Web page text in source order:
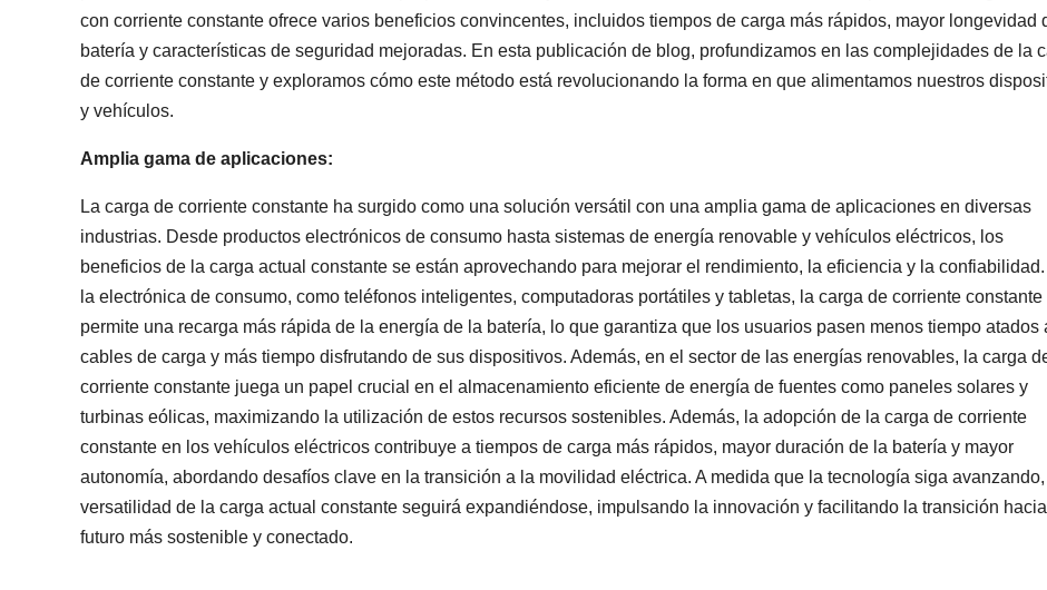
con corriente constante ofrece varios beneficios convincentes, incluidos tiempos de carga más rápidos, mayor longevidad
batería y características de seguridad mejoradas. En esta publicación de blog, profundizamos en las complejidades de la
de corriente constante y exploramos cómo este método está revolucionando la forma en que alimentamos nuestros
y vehículos.
Amplia gama de aplicaciones:
La carga de corriente constante ha surgido como una solución versátil con una amplia gama de aplicaciones en diversas
industrias. Desde productos electrónicos de consumo hasta sistemas de energía renovable y vehículos eléctricos, los
beneficios de la carga actual constante se están aprovechando para mejorar el rendimiento, la eficiencia y la
la electrónica de consumo, como teléfonos inteligentes, computadoras portátiles y tabletas, la carga de corriente constante
permite una recarga más rápida de la energía de la batería, lo que garantiza que los usuarios pasen menos tiempo atados
cables de carga y más tiempo disfrutando de sus dispositivos. Además, en el sector de las energías renovables, la carga
corriente constante juega un papel crucial en el almacenamiento eficiente de energía de fuentes como paneles solares y
turbinas eólicas, maximizando la utilización de estos recursos sostenibles. Además, la adopción de la carga de corriente
constante en los vehículos eléctricos contribuye a tiempos de carga más rápidos, mayor duración de la batería y mayor
autonomía, abordando desafíos clave en la transición a la movilidad eléctrica. A medida que la tecnología siga avanzando,
versatilidad de la carga actual constante seguirá expandiéndose, impulsando la innovación y facilitando la transición
futuro más sostenible y conectado.